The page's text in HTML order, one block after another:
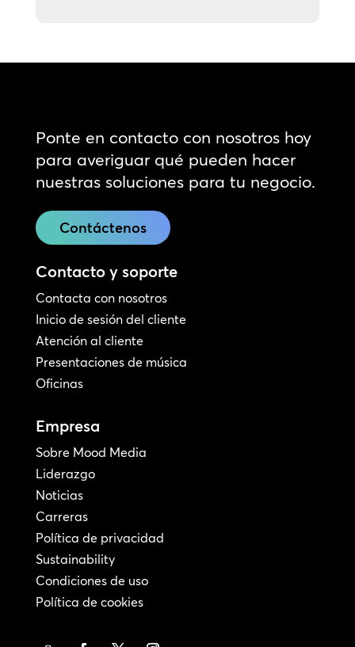
Ponte en contacto con nosotros hoy
para averiguar qué pueden hacer
nuestras soluciones para tu negocio.
Contáctenos
Contacto y soporte
Contacta con nosotros
Inicio de sesión del cliente
Atención al cliente
Presentaciones de música
Oficinas
Empresa
Sobre Mood Media
Liderazgo
Noticias
Carreras
Política de privacidad
Sustainability
Condiciones de uso
Política de cookies